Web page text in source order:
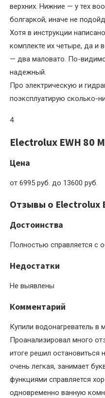
верхних. Нижние — у тех
болгаркой, иначе не
Хотя в инструкции
комплекте их четыре, да и
— два маловато. По-
надежный.
Про электрическую и
поэксплуатирую сколько-
4
Electrolux EWH 80
Цена
от 6995 руб. до 13600 руб.
Отзывы о Electrolux
Достоинства
Полностью справляется с
Недостатки
Не выявлены
Комментарий
Купили водонагреватель в
Проанализировал много
итоге решил остановиться
очень легкая, занимает
функциями справляется
одновременно ванную